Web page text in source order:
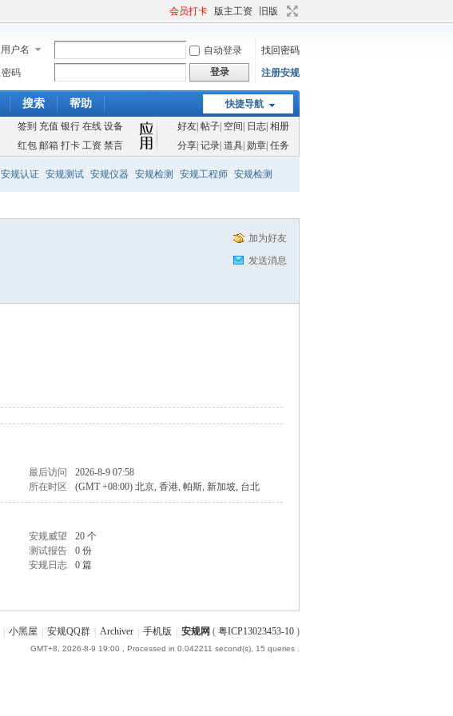
会员打卡 版主工资 旧版
用户名 自动登录
找回密码
密码
登录 注册安规
快捷导航
搜索 帮助
签到 充值 银行 在线 设备 好友| 帖子| 空间 日志| 相册
红包 邮箱 打卡 工资 禁言 分享| 记录| 道具| 勋章| 任务
安规认证 安规测试 安规仪器 安规检测 安规工程师 安规检测
加为好友
发送消息
最后访问
2026-8-9 07:58
所在时区 (GMT +08:00) 北京, 香港, 帕斯, 新加坡, 台北
安规威望
20 个
测试报告
0 份
安规日志
0 篇
| 小黑屋 | 安规QQ群 | Archiver | 手机版 | 安规网 ( 粤ICP13023453-10 )
GMT+8, 2026-8-9 19:00 , Processed in 0.042211 second(s), 15 queries .